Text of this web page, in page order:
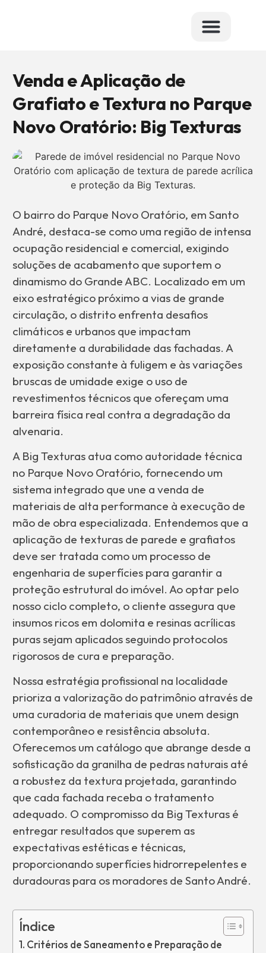
Venda e Aplicação de
Grafiato e Textura no Parque
Novo Oratório: Big Texturas
O bairro do Parque Novo Oratório, em Santo
André, destaca-se como uma região de intensa
ocupação residencial e comercial, exigindo
soluções de acabamento que suportem o
dinamismo do Grande ABC. Localizado em um
eixo estratégico próximo a vias de grande
circulação, o distrito enfrenta desafios
climáticos e urbanos que impactam
diretamente a durabilidade das fachadas. A
exposição constante à fuligem e às variações
bruscas de umidade exige o uso de
revestimentos técnicos que ofereçam uma
barreira física real contra a degradação da
alvenaria.
A Big Texturas atua como autoridade técnica
no Parque Novo Oratório, fornecendo um
sistema integrado que une a venda de
materiais de alta performance à execução de
mão de obra especializada. Entendemos que a
aplicação de texturas de parede e grafiatos
deve ser tratada como um processo de
engenharia de superfícies para garantir a
proteção estrutural do imóvel. Ao optar pelo
nosso ciclo completo, o cliente assegura que
insumos ricos em dolomita e resinas acrílicas
puras sejam aplicados seguindo protocolos
rigorosos de cura e preparação.
Nossa estratégia profissional na localidade
prioriza a valorização do patrimônio através de
uma curadoria de materiais que unem design
contemporâneo e resistência absoluta.
Oferecemos um catálogo que abrange desde a
sofisticação da granilha de pedras naturais até
a robustez da textura projetada, garantindo
que cada fachada receba o tratamento
adequado. O compromisso da Big Texturas é
entregar resultados que superem as
expectativas estéticas e técnicas,
proporcionando superfícies hidrorrepelentes e
duradouras para os moradores de Santo André.
Índice
Critérios de Saneamento e Preparação de